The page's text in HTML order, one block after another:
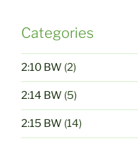
Categories
2:10 BW (2)
2:14 BW (5)
2:15 BW (14)